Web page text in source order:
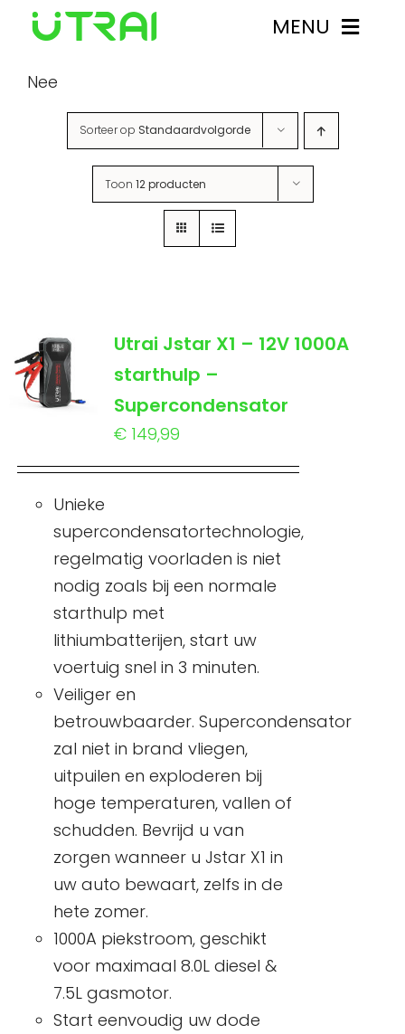
naar
MENU
Over UTRAI
Winkelwagen
0
Nee
Sorteer op Standaardvolgorde
Toon 12 producten
Utrai Jstar X1 – 12V 1000A
starthulp –
Supercondensator
€149,99
Unieke
supercondensatortechnologie,
regelmatig voorladen is niet
nodig zoals bij een normale
starthulp met
lithiumbatterijen, start uw
voertuig snel in 3 minuten.
Veiliger en
betrouwbaarder. Supercondensator
zal niet in brand vliegen,
uitpuilen en exploderen bij
hoge temperaturen, vallen of
schudden. Bevrijd u van
zorgen wanneer u Jstar X1 in
uw auto bewaart, zelfs in de
hete zomer.
1000A piekstroom, geschikt
voor maximaal 8.0L diesel &
7.5L gasmotor.
Start eenvoudig uw dode